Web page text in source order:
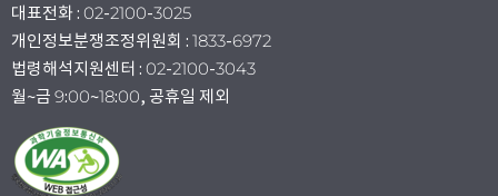
대표전화 : 02-2100-3025
개인정보분쟁조정위원회 : 1833-6972
법령해석지원센터 : 02-2100-3043
월~금 9:00~18:00, 공휴일 제외